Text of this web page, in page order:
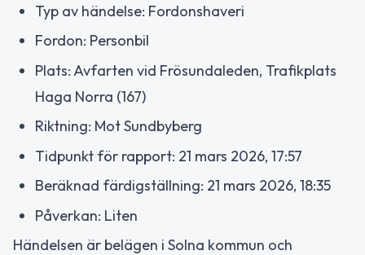
Typ av händelse: Fordonshaveri
Fordon: Personbil
Plats: Avfarten vid Frösundaleden, Trafikplats
Haga Norra (167)
Riktning: Mot Sundbyberg
Tidpunkt för rapport: 21 mars 2026, 17:57
Beräknad färdigställning: 21 mars 2026, 18:35
Påverkan: Liten
Händelsen är belägen i Solna kommun och